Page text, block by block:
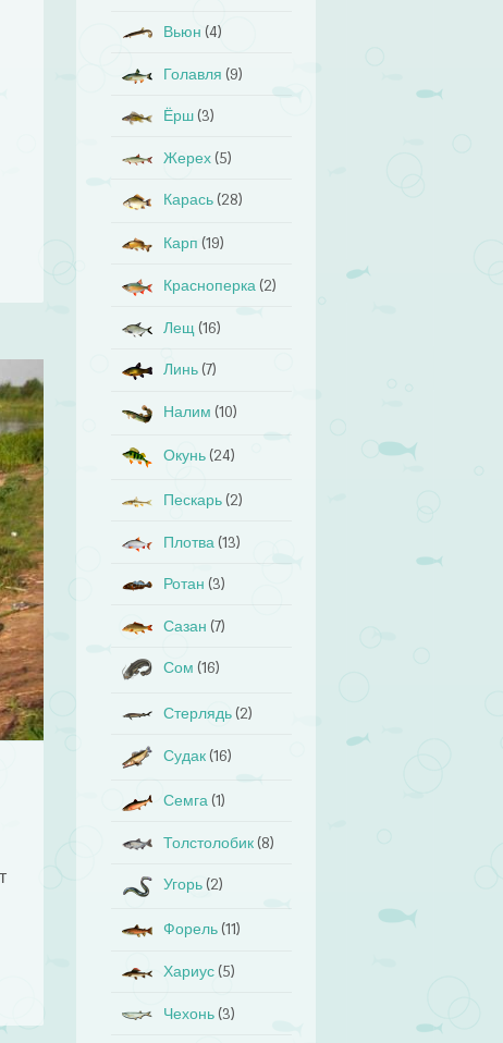
Вьюн (4)
Голавля (9)
Ёрш (3)
Жерех (5)
Карась (28)
Карп (19)
Красноперка (2)
Лещ (16)
Линь (7)
Налим (10)
Окунь (24)
Пескарь (2)
Плотва (13)
Ротан (3)
Сазан (7)
Сом (16)
Стерлядь (2)
Судак (16)
Семга (1)
Толстолобик (8)
Угорь (2)
Форель (11)
Хариус (5)
Чехонь (3)